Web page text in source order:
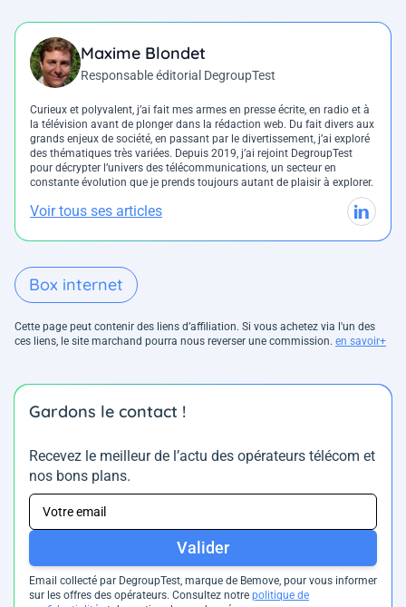
Maxime Blondet
Responsable éditorial DegroupTest
Curieux et polyvalent, j’ai fait mes armes en presse écrite, en radio et à
la télévision avant de plonger dans la rédaction web. Du fait divers aux
grands enjeux de société, en passant par le divertissement, j’ai exploré
des thématiques très variées. Depuis 2019, j’ai rejoint DegroupTest
pour décrypter l’univers des télécommunications, un secteur en
constante évolution que je prends toujours autant de plaisir à explorer.
Voir tous ses articles
Box internet
Cette page peut contenir des liens d’affiliation. Si vous achetez via l'un des
ces liens, le site marchand pourra nous reverser une commission. en savoir+
Gardons le contact !
Recevez le meilleur de l’actu des opérateurs télécom et
nos bons plans.
Valider
Email collecté par DegroupTest, marque de Bemove, pour vous informer
sur les offres des opérateurs. Consultez notre politique de